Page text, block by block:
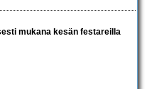
mukana kesän festareilla